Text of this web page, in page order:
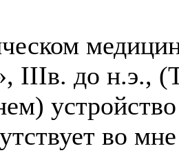
IIIв. до н.э.,
во